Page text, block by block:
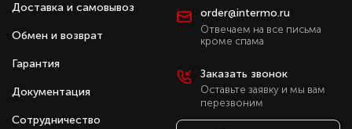
Доставка и самовывоз
Обмен и возврат
Гарантия
Документация
Сотрудничество
order@intermo.ru
Отвечаем на все письма
кроме спама
Заказать звонок
Оставьте заявку и мы вам
перезвоним